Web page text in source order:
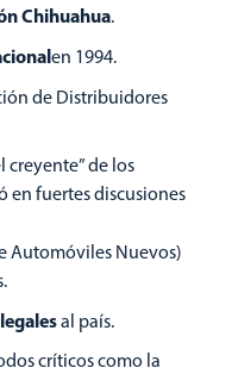
Chihuahua.
en 1994.
de Distribuidores
creyente” de los
en fuertes discusiones
Automóviles Nuevos)
al país.
críticos como la